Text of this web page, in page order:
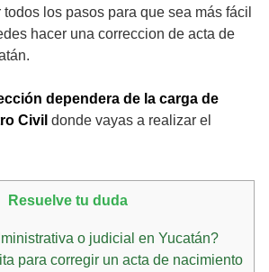
los pasos para que sea más fácil
hacer una correccion de acta de
dependera de la carga de
Civil donde vayas a realizar el
Resuelve tu duda
o judicial en Yucatán?
para corregir un acta de nacimiento